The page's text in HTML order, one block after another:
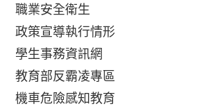
職業安全衛生
政策宣導執行情形
學生事務資訊網
教育部反霸凌專區
機車危險感知教育